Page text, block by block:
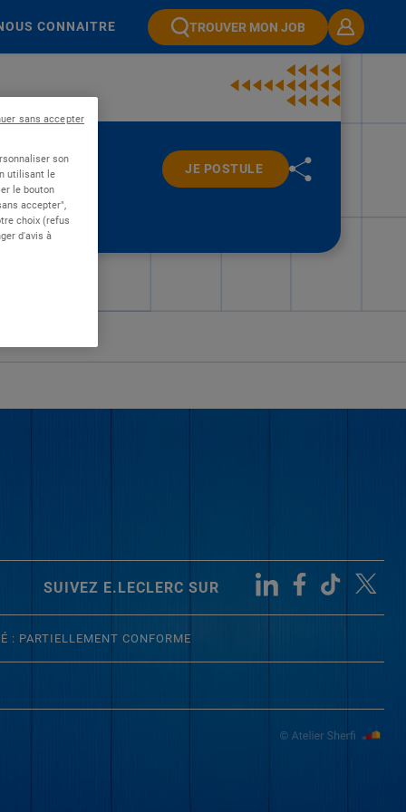
CONNAITRE TROUVER MON JOB
JE POSTULE
SUIVEZ E.LECLERC SUR
: PARTIELLEMENT CONFORME
son
utilisant le
le bouton
accepter",
choix (refus
d'avis à
sans accepter